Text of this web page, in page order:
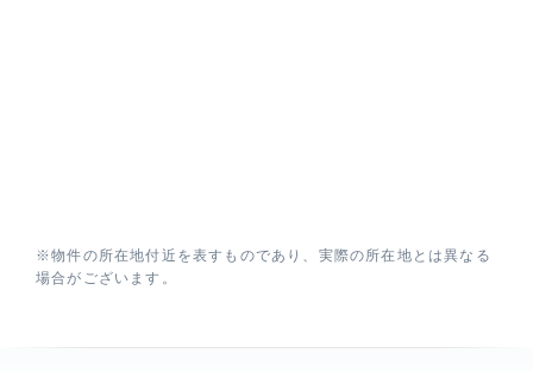
※物件の所在地付近を表すものであり、実際の所在地とは異なる
場合がございます。